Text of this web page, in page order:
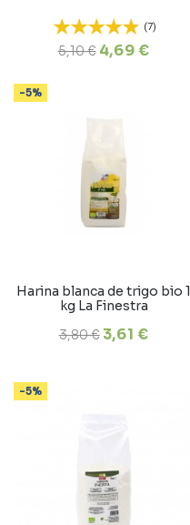
(7)
5,10 € 4,69 €
-5%
Harina blanca de trigo bio 1
kg La Finestra
3,80 € 3,61 €
-5%